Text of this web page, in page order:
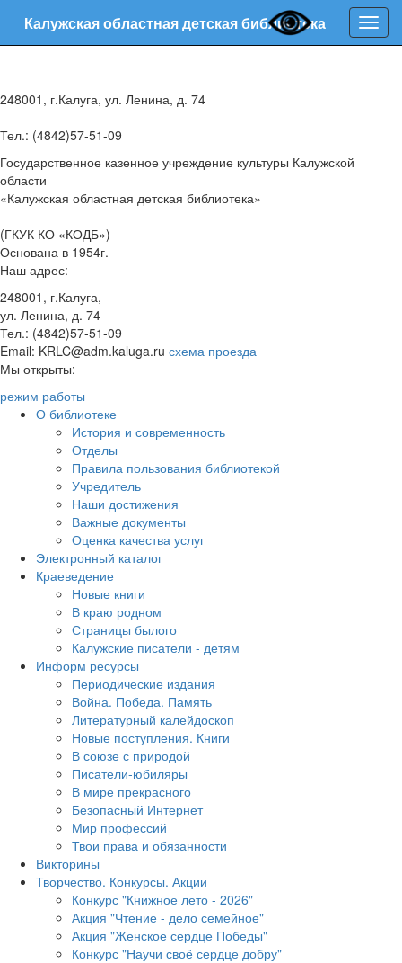
Калужская областная детская библиотека
248001, г.Калуга, ул. Ленина, д. 74
Тел.: (4842)57-51-09
Государственное казенное учреждение культуры Калужской
области
«Калужская областная детская библиотека»
(ГКУК КО «КОДБ»)
Основана в 1954г.
Наш адрес:
248001, г.Калуга,
ул. Ленина, д. 74
Тел.: (4842)57-51-09
Email: KRLC@adm.kaluga.ru схема проезда
Мы открыты:
режим работы
О библиотеке
История и современность
Отделы
Правила пользования библиотекой
Учредитель
Наши достижения
Важные документы
Оценка качества услуг
Электронный каталог
Краеведение
Новые книги
В краю родном
Страницы былого
Калужские писатели - детям
Информ ресурсы
Периодические издания
Война. Победа. Память
Литературный калейдоскоп
Новые поступления. Книги
В союзе с природой
Писатели-юбиляры
В мире прекрасного
Безопасный Интернет
Мир профессий
Твои права и обязанности
Викторины
Творчество. Конкурсы. Акции
Конкурс "Книжное лето - 2026"
Акция "Чтение - дело семейное"
Акция "Женское сердце Победы"
Конкурс "Научи своё сердце добру"